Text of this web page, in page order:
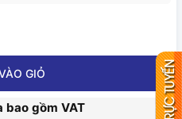
GIỎ
bao gồm VAT